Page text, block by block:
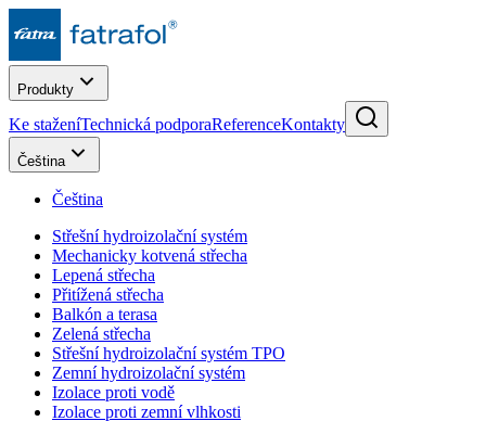
Produkty
Ke staženíTechnická podporaReferenceKontakty
Čeština
Čeština
Střešní hydroizolační systém
Mechanicky kotvená střecha
Lepená střecha
Přitížená střecha
Balkón a terasa
Zelená střecha
Střešní hydroizolační systém TPO
Zemní hydroizolační systém
Izolace proti vodě
Izolace proti zemní vlhkosti